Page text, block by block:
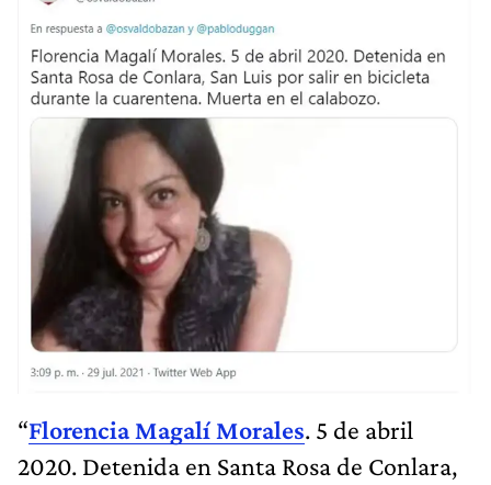
“Florencia Magalí Morales. 5 de abril
2020. Detenida en Santa Rosa de Conlara,